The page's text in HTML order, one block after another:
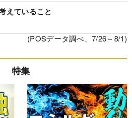
えていること
(POSデータ調べ、7/26～8/1)
特集